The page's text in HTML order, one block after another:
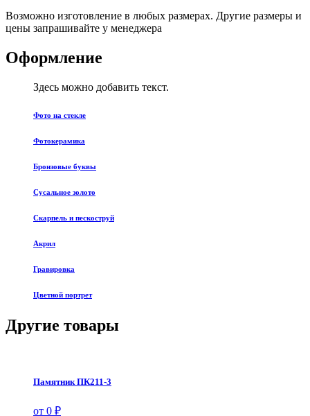
Возможно изготовление в любых размерах. Другие размеры и
цены запрашивайте у менеджера
Оформление
Здесь можно добавить текст.
Фото на стекле
Фотокерамика
Бронзовые буквы
Сусальное золото
Скарпель и пескоструй
Акрил
Гравировка
Цветной портрет
Другие товары
Памятник ПК211-3
от 0 ₽